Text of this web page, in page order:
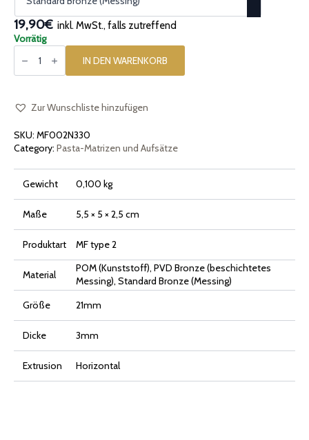
19,90€ inkl. MwSt., falls zutreffend
Vorrätig
Pasta-
Einsatz
2]
Menge
IN DEN WARENKORB
Zur Wunschliste hinzufügen
SKU: MF002N330
Category: Pasta-Matrizen und Aufsätze
Gewicht 0,100 kg
Maße 5,5 × 5 × 2,5 cm
Produktart MF type 2
Material
POM (Kunststoff), PVD Bronze (beschichtetes
Messing), Standard Bronze (Messing)
Größe
21mm
Dicke 3mm
Extrusion Horizontal